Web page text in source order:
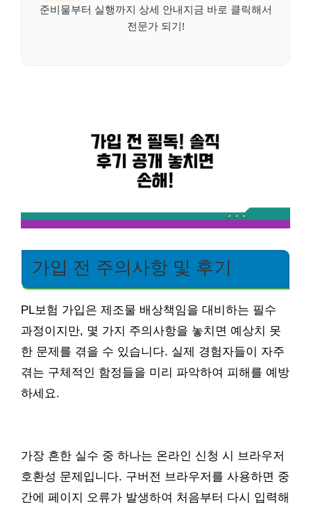
준비물부터 실행까지 상세 안내지금 바로 클릭해서
전문가 되기!
가입 전 주의사항 및 후기
PL보험 가입은 제조물 배상책임을 대비하는 필수
과정이지만, 몇 가지 주의사항을 놓치면 예상치 못
한 문제를 겪을 수 있습니다. 실제 경험자들이 자주
겪는 구체적인 함정들을 미리 파악하여 피해를 예방
하세요.
가장 흔한 실수 중 하나는 온라인 신청 시 브라우저
호환성 문제입니다. 구버전 브라우저를 사용하면 중
간에 페이지 오류가 발생하여 처음부터 다시 입력해